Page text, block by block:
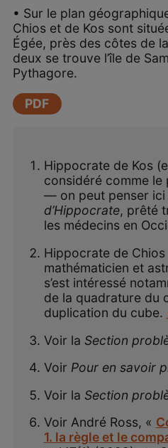
• Sur le plan
Chios et de Kos sont
Égée, près des côtes de
deux se trouve l’île de
Pythagore.
PDF
Hippocrate de Kos
considéré comme le
— on peut penser ici
d’Hippocrate, prêté
les médecins en
Hippocrate de
mathématicien et
s’est intéressé
de la quadrature du
duplication du cube.
Voir la Section
Voir Pour en savoir
Voir la Section
Voir André Ross, «
1. la règle et le